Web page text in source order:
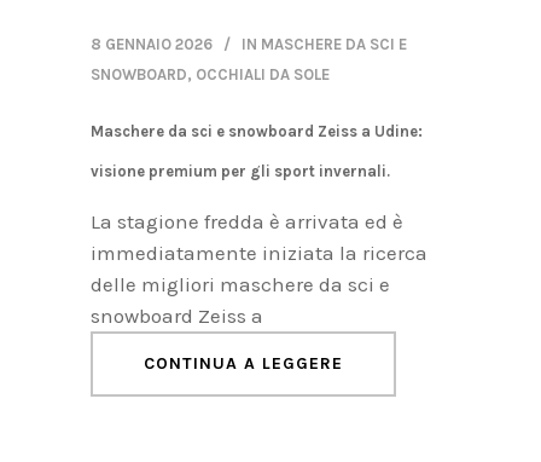
8 GENNAIO 2026 IN MASCHERE DA SCI E
SNOWBOARD, OCCHIALI DA SOLE
Maschere da sci e snowboard Zeiss a Udine:
visione premium per gli sport invernali.
La stagione fredda è arrivata ed è
immediatamente iniziata la ricerca
delle migliori maschere da sci e
snowboard Zeiss a
CONTINUA A LEGGERE